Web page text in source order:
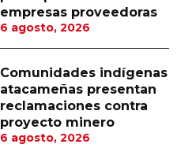
empresas proveedoras
6 agosto, 2026
Comunidades indígenas
atacameñas presentan
reclamaciones contra
proyecto minero
6 agosto, 2026